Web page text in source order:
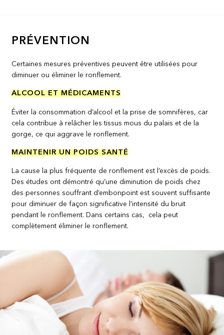
PRÉVENTION
Certaines mesures préventives peuvent être utilisées pour
diminuer ou éliminer le ronflement.
ALCOOL ET MÉDICAMENTS
Éviter la consommation d’alcool et la prise de somnifères, car
cela contribue à relâcher les tissus mous du palais et de la
gorge, ce qui aggrave le ronflement.
MAINTENIR UN POIDS SANTÉ
La cause la plus fréquente de ronflement est l’excès de poids.
Des études ont démontré qu’une diminution de poids chez
des personnes souffrant d’embonpoint est souvent suffisante
pour diminuer de façon significative l’intensité du bruit
pendant le ronflement. Dans certains cas, cela peut
complètement éliminer le ronflement.